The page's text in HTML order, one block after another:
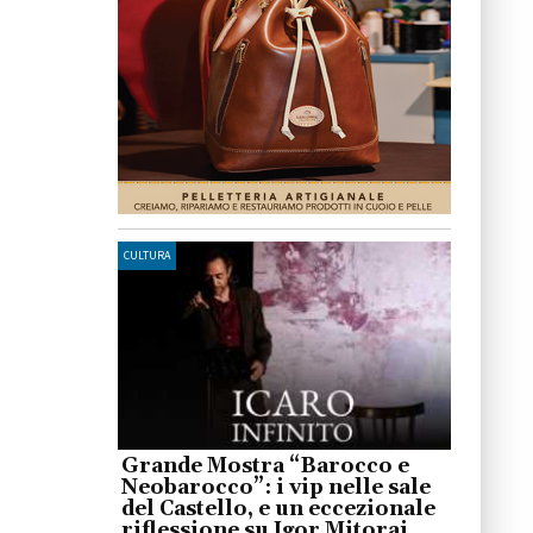
CULTURA
Grande Mostra “Barocco e
Neobarocco”: i vip nelle sale
del Castello, e un eccezionale